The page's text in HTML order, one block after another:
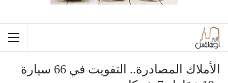
الأملاك المصادرة.. التفويت في 66 سيارة